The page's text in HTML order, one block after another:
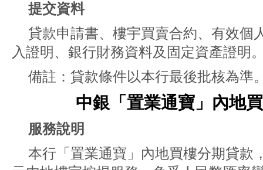
提交資料
貸款申請書、樓宇買賣合約、有效個
入證明、銀行財務資料及固定資產證明
備註：貸款條件以本行最後批核為準
中銀「置業通寶」內地
服務說明
本行「置業通寶」內地買樓分期貸款